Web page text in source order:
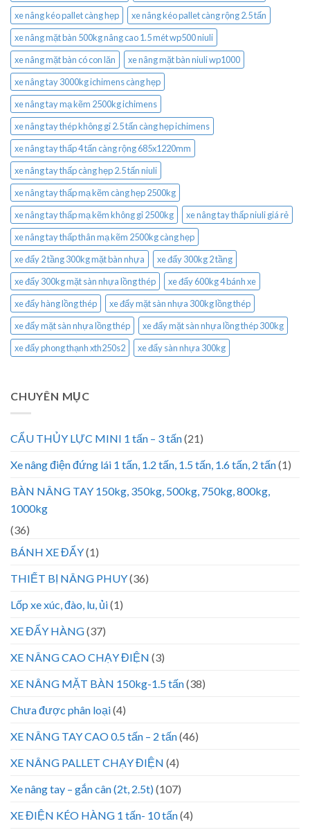
xe nâng kéo pallet càng hẹp
xe nâng kéo pallet càng rộng 2.5 tấn
xe nâng mặt bàn 500kg nâng cao 1.5 mét wp500 niuli
xe nâng mặt bàn có con lăn
xe nâng mặt bàn niuli wp1000
xe nâng tay 3000kg ichimens càng hẹp
xe nâng tay mạ kẽm 2500kg ichimens
xe nâng tay thép không gỉ 2.5 tấn càng hẹp ichimens
xe nâng tay thấp 4 tấn càng rộng 685x1220mm
xe nâng tay thấp càng hẹp 2.5 tấn niuli
xe nâng tay thấp mạ kẽm càng hẹp 2500kg
xe nâng tay thấp mạ kẽm không gỉ 2500kg
xe nâng tay thấp niuli giá rẻ
xe nâng tay thấp thân mạ kẽm 2500kg càng hẹp
xe đẩy 2 tầng 300kg mặt bàn nhựa
xe đẩy 300kg 2 tầng
xe đẩy 300kg mặt sàn nhựa lồng thép
xe đẩy 600kg 4 bánh xe
xe đẩy hàng lồng thép
xe đẩy mặt sàn nhựa 300kg lồng thép
xe đẩy mặt sàn nhựa lồng thép
xe đẩy mặt sàn nhựa lồng thép 300kg
xe đẩy phong thạnh xth250s2
xe đẩy sàn nhựa 300kg
CHUYÊN MỤC
CẨU THỦY LỰC MINI 1 tấn – 3 tấn(21)
Xe nâng điện đứng lái 1 tấn, 1.2 tấn, 1.5 tấn, 1.6 tấn, 2 tấn(1)
BÀN NÂNG TAY 150kg, 350kg, 500kg, 750kg, 800kg,
1000kg
(36)
BÁNH XE ĐẨY(1)
THIẾT BỊ NÂNG PHUY(36)
Lốp xe xúc, đào, lu, ủi(1)
XE ĐẨY HÀNG(37)
XE NÂNG CAO CHẠY ĐIỆN (3)
XE NÂNG MẶT BÀN 150kg-1.5 tấn(38)
Chưa được phân loại(4)
XE NÂNG TAY CAO 0.5 tấn – 2 tấn(46)
XE NÂNG PALLET CHẠY ĐIỆN (4)
Xe nâng tay – gắn cân (2t, 2.5t)(107)
XE ĐIỆN KÉO HÀNG 1 tấn- 10 tấn(4)